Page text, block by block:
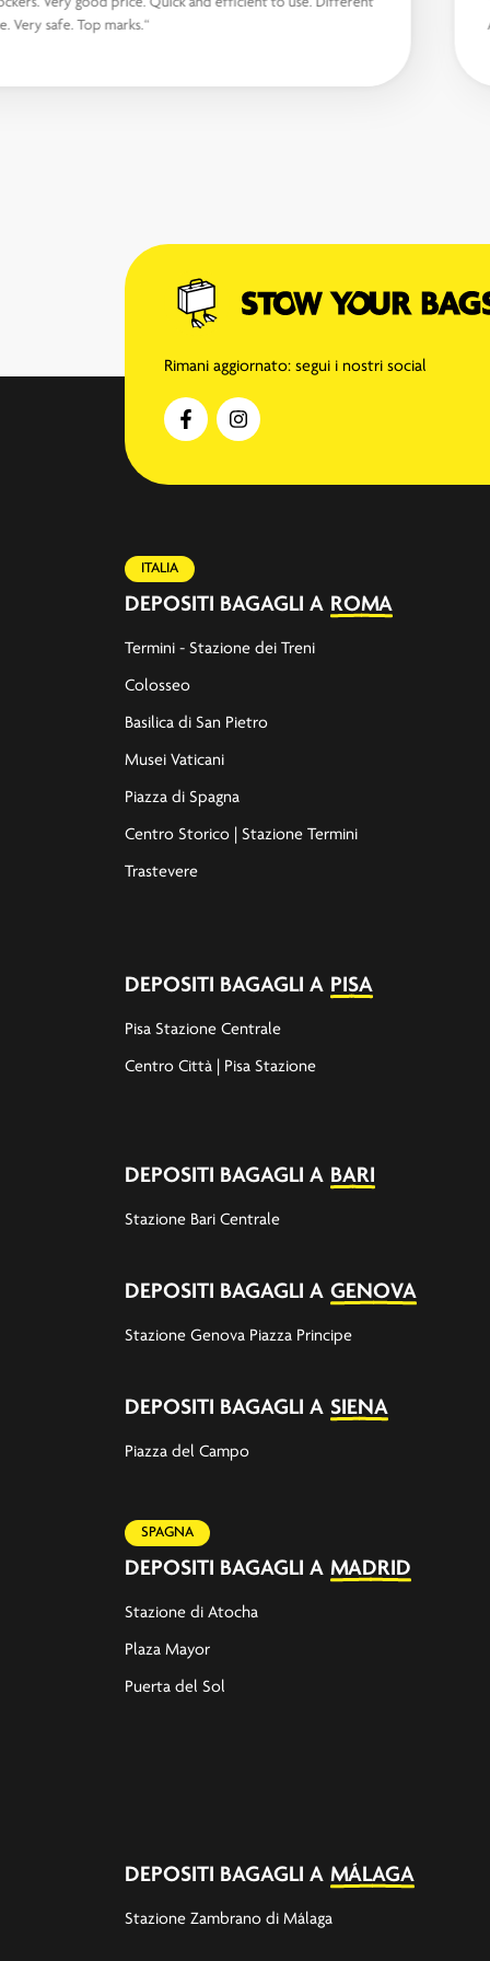
Very safe. Top marks.“
Rimani aggiornato: segui i nostri social
ITALIA
DEPOSITI BAGAGLI A ROMA
Termini - Stazione dei Treni
Colosseo
Basilica di San Pietro
Musei Vaticani
Piazza di Spagna
Centro Storico | Stazione Termini
Trastevere
DEPOSITI BAGAGLI A PISA
Pisa Stazione Centrale
Centro Città | Pisa Stazione
DEPOSITI BAGAGLI A BARI
Stazione Bari Centrale
DEPOSITI BAGAGLI A GENOVA
Stazione Genova Piazza Principe
DEPOSITI BAGAGLI A SIENA
Piazza del Campo
SPAGNA
DEPOSITI BAGAGLI A MADRID
Stazione di Atocha
Plaza Mayor
Puerta del Sol
DEPOSITI BAGAGLI A MÁLAGA
Stazione Zambrano di Málaga